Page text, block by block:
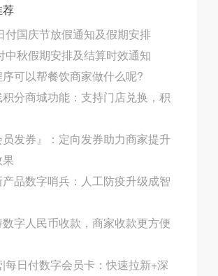
荐
付国庆节放假通知及假期安排
中秋假期安排及结算时效通知
可以帮餐饮商家做什么呢?
分商城功能：支持门店兑换，积
发券』：定向发券助力商家提升
品数字哨兵：人工防疫升级成智
字人民币收款，商家收款更方便
每日付数字会员卡：快速拉新+深